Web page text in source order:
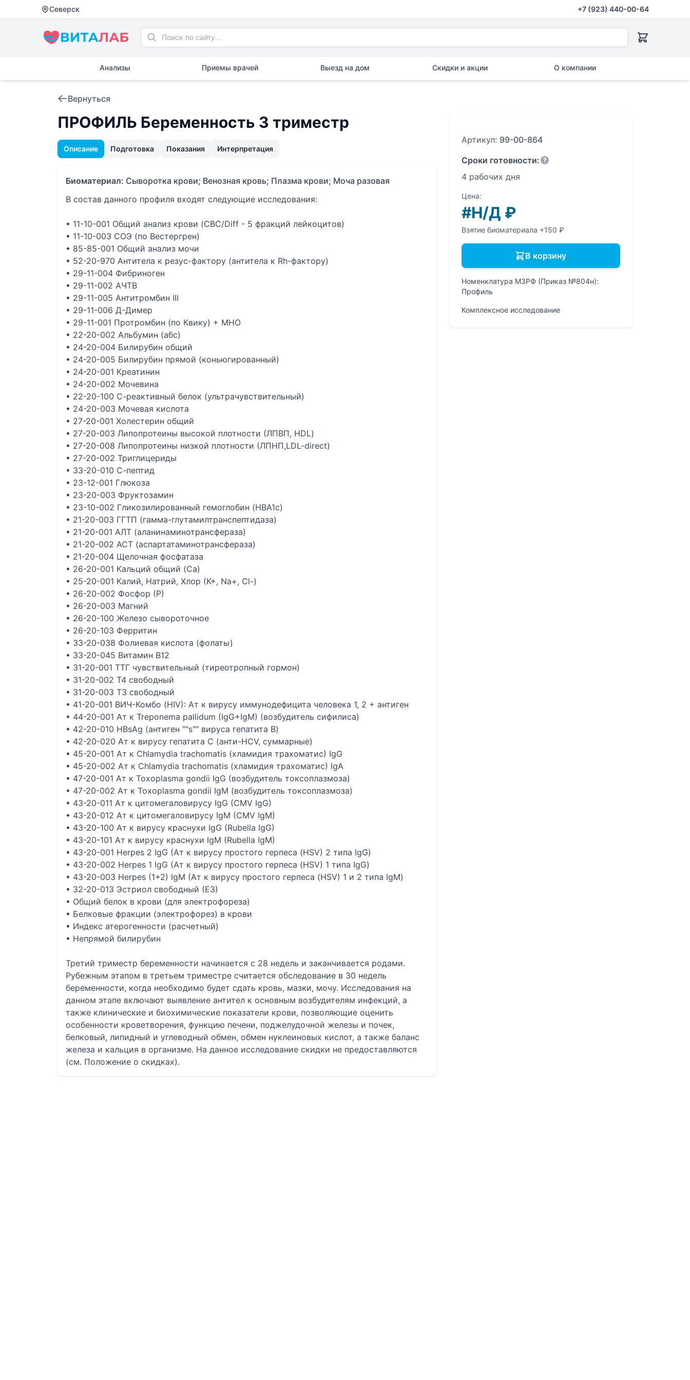
Северск +7 (923) 440-00-64
Анализы Приемы врачей Выезд на дом Скидки и акции О компании
Вернуться
ПРОФИЛЬ Беременность 3 триместр
Описание Подготовка Показания Интерпретация
Биоматериал: Сыворотка крови; Венозная кровь; Плазма крови; Моча разовая
В состав данного профиля входят следующие исследования:
• 11-10-001 Общий анализ крови (CBC/Diff - 5 фракций лейкоцитов)
• 11-10-003 СОЭ (по Вестергрен)
• 85-85-001 Общий анализ мочи
• 52-20-970 Антитела к резус-фактору (антитела к Rh-фактору)
• 29-11-004 Фибриноген
• 29-11-002 АЧТВ
• 29-11-005 Антитромбин III
• 29-11-006 Д-Димер
• 29-11-001 Протромбин (по Квику) + МНО
• 22-20-002 Альбумин (абс)
• 24-20-004 Билирубин общий
• 24-20-005 Билирубин прямой (коньюгированный)
• 24-20-001 Креатинин
• 24-20-002 Мочевина
• 22-20-100 С-реактивный белок (ультрачувствительный)
• 24-20-003 Мочевая кислота
• 27-20-001 Холестерин общий
• 27-20-003 Липопротеины высокой плотности (ЛПВП, HDL)
• 27-20-008 Липопротеины низкой плотности (ЛПНП,LDL-direct)
• 27-20-002 Триглицериды
• 33-20-010 С-пептид
• 23-12-001 Глюкоза
• 23-20-003 Фруктозамин
• 23-10-002 Гликозилированный гемоглобин (HBA1c)
• 21-20-003 ГГТП (гамма-глутамилтранспептидаза)
• 21-20-001 АЛТ (аланинаминотрансфераза)
• 21-20-002 АСТ (аспартатаминотрансфераза)
• 21-20-004 Щелочная фосфатаза
• 26-20-001 Кальций общий (Ca)
• 25-20-001 Калий, Натрий, Хлор (К+, Na+, Cl-)
• 26-20-002 Фосфор (Р)
• 26-20-003 Магний
• 26-20-100 Железо сывороточное
• 26-20-103 Ферритин
• 33-20-038 Фолиевая кислота (фолаты)
• 33-20-045 Витамин В12
• 31-20-001 ТТГ чувствительный (тиреотропный гормон)
• 31-20-002 Т4 свободный
• 31-20-003 Т3 свободный
• 41-20-001 ВИЧ-Комбо (HIV): Ат к вирусу иммунодефицита человека 1, 2 + антиген
• 44-20-001 Ат к Treponema pallidum (IgG+IgM) (возбудитель сифилиса)
• 42-20-010 HВsAg (антиген ""s"" вируса гепатита В)
• 42-20-020 Ат к вирусу гепатита С (анти-HCV, суммарные)
• 45-20-001 Ат к Chlamydia trachomatis (хламидия трахоматис) IgG
• 45-20-002 Ат к Chlamydia trachomatis (хламидия трахоматис) IgA
• 47-20-001 Ат к Toxoplasma gondii IgG (возбудитель токсоплазмоза)
• 47-20-002 Ат к Toxoplasma gondii IgМ (возбудитель токсоплазмоза)
• 43-20-011 Ат к цитомегаловирусу IgG (CMV IgG)
• 43-20-012 Ат к цитомегаловирусу IgM (CMV IgM)
• 43-20-100 Ат к вирусу краснухи IgG (Rubella IgG)
• 43-20-101 Ат к вирусу краснухи IgM (Rubella IgM)
• 43-20-001 Herpes 2 IgG (Ат к вирусу простого герпеса (HSV) 2 типа IgG)
• 43-20-002 Herpes 1 IgG (Ат к вирусу простого герпеса (HSV) 1 типа IgG)
• 43-20-003 Herpes (1+2) IgM (Ат к вирусу простого герпеса (HSV) 1 и 2 типа IgM)
• 32-20-013 Эстриол свободный (Е3)
• Общий белок в крови (для электрофореза)
• Белковые фракции (электрофорез) в крови
• Индекс атерогенности (расчетный)
• Непрямой билирубин
Третий триместр беременности начинается с 28 недель и заканчивается родами.
Рубежным этапом в третьем триместре считается обследование в 30 недель
беременности, когда необходимо будет сдать кровь, мазки, мочу. Исследования на
данном этапе включают выявление антител к основным возбудителям инфекций, а
также клинические и биохимические показатели крови, позволяющие оценить
особенности кроветворения, функцию печени, поджелудочной железы и почек,
белковый, липидный и углеводный обмен, обмен нуклеиновых кислот, а также баланс
железа и кальция в организме. На данное исследование скидки не предоставляются
(см. Положение о скидках).
Артикул: 99-00-864
Сроки готовности:
4 рабочих дня
Цена:
#Н/Д ₽
Взятие биоматериала +150 ₽
В корзину
Номенклатура МЗРФ (Приказ №804н):
Профиль
Комплексное исследование